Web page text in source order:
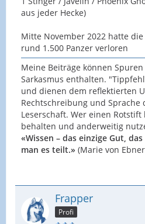
aus jeder Hecke)
Mitte November 2022 hatte
rund 1.500 Panzer verloren
Meine Beiträge können
Sarkasmus enthalten.
und dienen dem reflektierten
Rechtschreibung und Sprache
Leserschaft. Wer einen
behalten und anderweitig
«Wissen – das einzige Gut,
man es teilt.» (Marie von
Frapper
Profi